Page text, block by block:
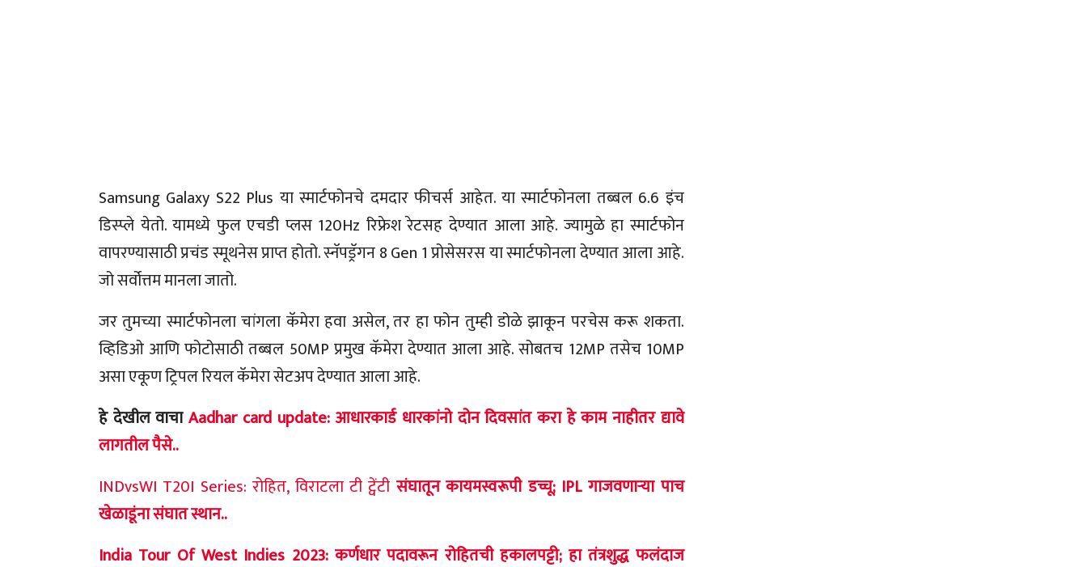
Samsung Galaxy S22 Plus या स्मार्टफोनचे दमदार फीचर्स आहेत. या स्मार्टफोनला तब्बल 6.6 इंच
डिस्प्ले येतो. यामध्ये फुल एचडी प्लस 120Hz रिफ्रेश रेटसह देण्यात आला आहे. ज्यामुळे हा स्मार्टफोन
वापरण्यासाठी प्रचंड स्मूथनेस प्राप्त होतो. स्नॅपड्रॅगन 8 Gen 1 प्रोसेसरस या स्मार्टफोनला देण्यात आला आहे.
जो सर्वोत्तम मानला जातो.
जर तुमच्या स्मार्टफोनला चांगला कॅमेरा हवा असेल, तर हा फोन तुम्ही डोळे झाकून परचेस करू शकता.
व्हिडिओ आणि फोटोसाठी तब्बल 50MP प्रमुख कॅमेरा देण्यात आला आहे. सोबतच 12MP तसेच 10MP
असा एकूण ट्रिपल रियल कॅमेरा सेटअप देण्यात आला आहे.
हे देखील वाचाAadhar card update: आधारकार्ड धारकांनो दोन दिवसांत करा हे काम नाहीतर द्यावे
लागतील पैसे..
INDvsWI T20I Series: रोहित, विराटला टी ट्वेंटी संघातून कायमस्वरूपी डच्चू; IPL गाजवणाऱ्या पाच
खेळाडूंना संघात स्थान..
India Tour Of West Indies 2023: कर्णधार पदावरून रोहितची हकालपट्टी; हा तंत्रशुद्ध फलंदाज